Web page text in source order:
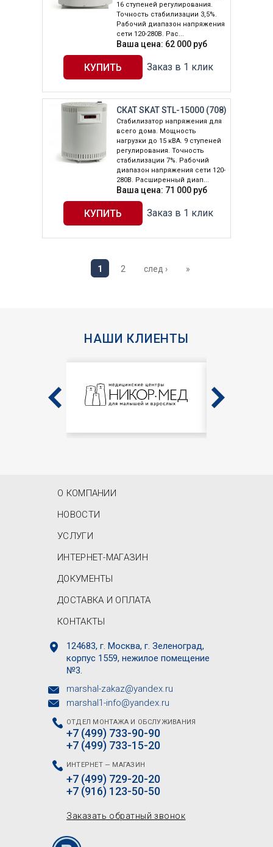
16 ступеней регулирования.
Точность стабилизации 3,5%.
Рабочий диапазон напряжения
сети 120-280В. Рас...
Ваша цена: 62 000 руб
Заказ в 1 клик
СКАТ SKAT STL-15000 (708)
Стабилизатор напряжения для
всего дома. Мощность
нагрузки до 15 кВА. 9 ступеней
регулирования. Точность
стабилизации 7%. Рабочий
диапазон напряжения сети 120-
280В. Расширенный диап...
Ваша цена: 71 000 руб
Заказ в 1 клик
1 2 след › »
НАШИ КЛИЕНТЫ
О КОМПАНИИ
НОВОСТИ
УСЛУГИ
ИНТЕРНЕТ-МАГАЗИН
ДОКУМЕНТЫ
ДОСТАВКА И ОПЛАТА
КОНТАКТЫ
124683, г. Москва, г. Зеленоград,
корпус 1559, нежилое помещение
№3.
marshal-zakaz@yandex.ru
marshal1-info@yandex.ru
ОТДЕЛ МОНТАЖА И ОБСЛУЖИВАНИЯ
+7 (499) 733-90-90
+7 (499) 733-15-20
ИНТЕРНЕТ — МАГАЗИН
+7 (499) 729-20-20
+7 (916) 123-50-50
Заказать обратный звонок